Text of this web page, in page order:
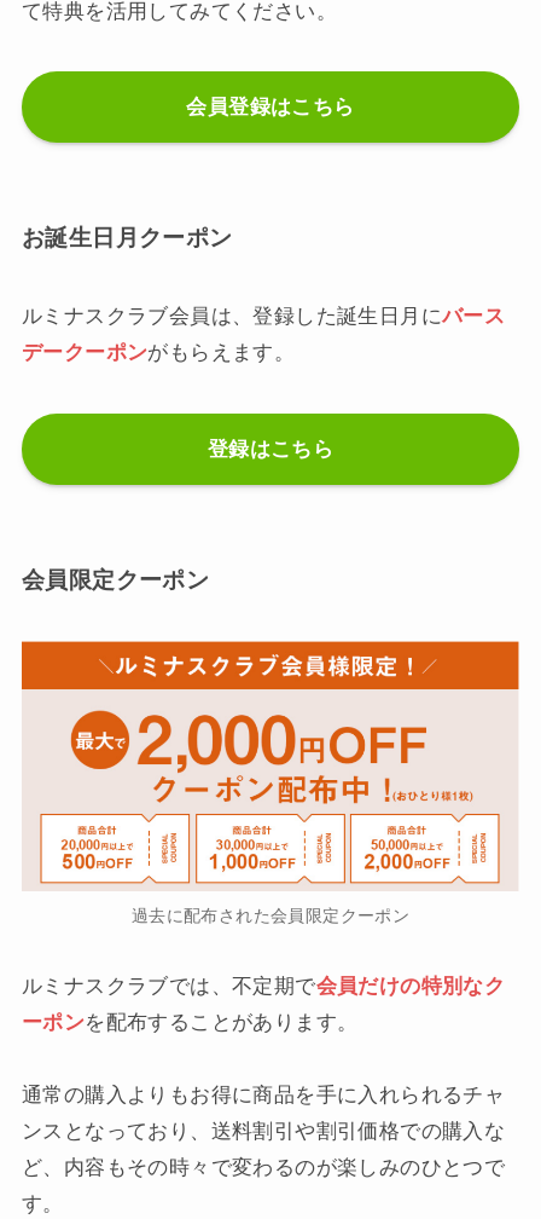
て特典を活用してみてください。
会員登録はこちら
お誕生日月クーポン
ルミナスクラブ会員は、登録した誕生日月にバース
デークーポンがもらえます。
登録はこちら
会員限定クーポン
過去に配布された会員限定クーポン
ルミナスクラブでは、不定期で会員だけの特別なク
ーポンを配布することがあります。
通常の購入よりもお得に商品を手に入れられるチャ
ンスとなっており、送料割引や割引価格での購入な
ど、内容もその時々で変わるのが楽しみのひとつで
す。